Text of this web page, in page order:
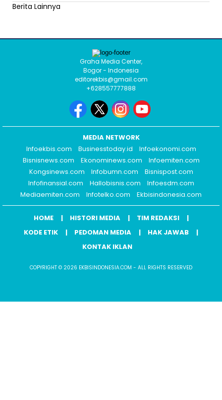
Berita Lainnya
Graha Media Center,
Bogor - Indonesia
editorekbis@gmail.com
+628557777888
MEDIA NETWORK
Infoekbis.com
Businesstoday.id
Infoekonomi.com
Bisnisnews.com
Ekonominews.com
Infoemiten.com
Kongsinews.com
Infobumn.com
Bisnispost.com
Infofinansial.com
Hallobisnis.com
Infoesdm.com
Mediaemiten.com
Infotelko.com Ekbisindonesia.com
HOME HISTORI MEDIA
TIM REDAKSI
KODE ETIK
PEDOMAN MEDIA
HAK JAWAB
KONTAK IKLAN
COPYRIGHT © 2026 EKBISINDONESIA.COM - ALL RIGHTS RESERVED